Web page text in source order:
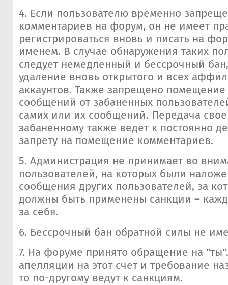
4. Если пользователю временно
комментариев на форум, он не имеет
регистрироваться вновь и писать на
именем. В случае обнаружения таких
следует немедленный и бессрочный
удаление вновь открытого и всех
аккаунтов. Также запрещено
сообщений от забаненных
самих или их сообщений. Передача
забаненному также ведет к постоянно
запрету на помещение комментариев.
5. Администрация не принимает во
пользователей, на которых были
сообщения других пользователей, за
должны быть применены санкции –
за себя.
6. Бессрочный бан обратной силы не
7. На форуме принято обращение на
апелляции на этот счет и требование
то по-другому ведут к санкциям.